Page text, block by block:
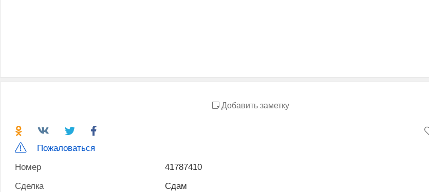
Добавить заметку
Пожаловаться
Номер
41787410
Сделка
Сдам